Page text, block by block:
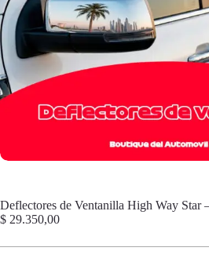
Deflectores de Ventanilla High Way Star
$ 29.350,00